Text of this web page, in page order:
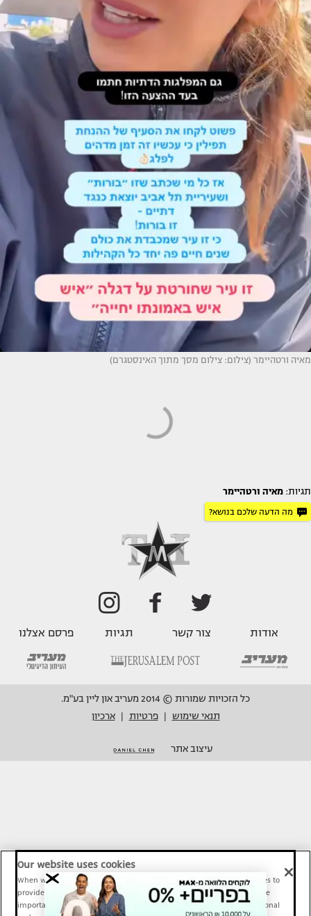
מאיה ורטהיימר (צילום: צילום מסך מתוך האינסטגרם)
תגיות: מאיה ורטהיימר
מה הדעה שלכם בנושא?
אודות צור קשר תגיות פרסם אצלנו
כל הזכויות שמורות © 2014 מעריב און ליין בע"מ.
תנאי שימוש
פרטיות ארכיון
עיצוב אתר
Our website uses cookies
When we provide Maariv, TMI and Sport1 content online, we use cookies to
provide social media features and to analyze our traffic. These tools are
important and necessary for our website functionality. Others are optional